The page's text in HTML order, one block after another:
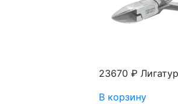
23670 ₽
В корзину